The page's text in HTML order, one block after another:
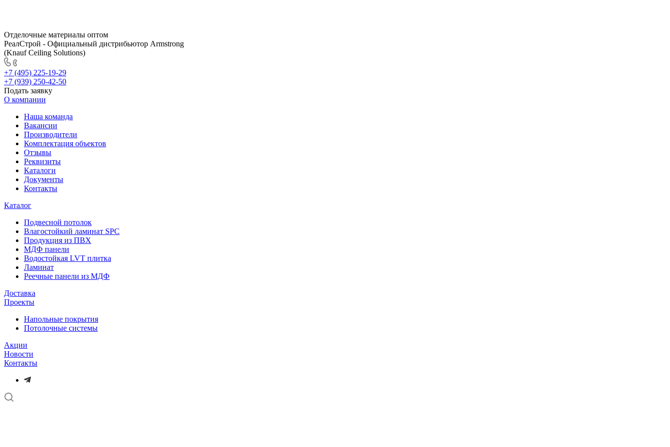
Отделочные материалы оптом
РеалСтрой - Официальный дистрибьютор Armstrong
(Knauf Ceiling Solutions)
+7 (495) 225-19-29
+7 (939) 250-42-50
Подать заявку
О компании
Наша команда
Вакансии
Производители
Комплектация объектов
Отзывы
Реквизиты
Каталоги
Документы
Контакты
Каталог
Подвесной потолок
Влагостойкий ламинат SPC
Продукция из ПВХ
МДФ панели
Водостойкая LVT плитка
Ламинат
Реечные панели из МДФ
Доставка
Проекты
Напольные покрытия
Потолочные системы
Акции
Новости
Контакты